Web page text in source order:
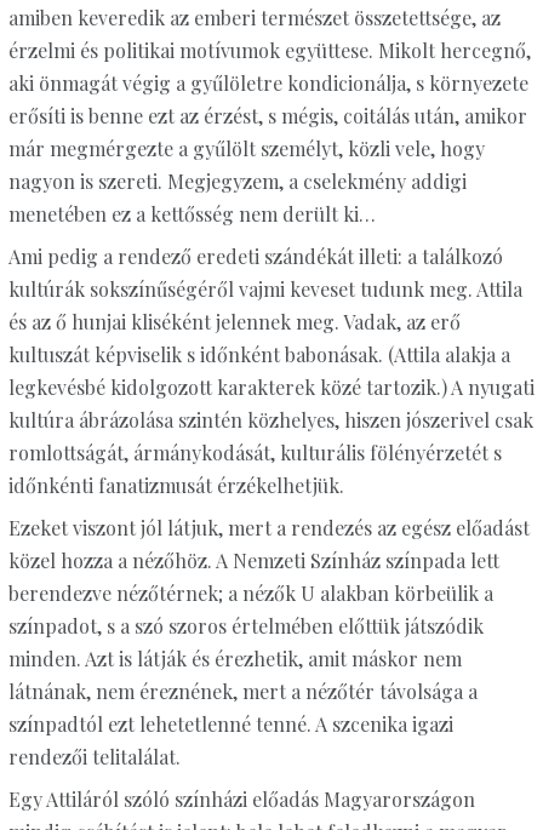
amiben keveredik az emberi természet összetettsége, az
érzelmi és politikai motívumok együttese. Mikolt hercegnő,
aki önmagát végig a gyűlöletre kondicionálja, s környezete
erősíti is benne ezt az érzést, s mégis, coitálás után, amikor
már megmérgezte a gyűlölt személyt, közli vele, hogy
nagyon is szereti. Megjegyzem, a cselekmény addigi
menetében ez a kettősség nem derült ki…
Ami pedig a rendező eredeti szándékát illeti: a találkozó
kultúrák sokszínűségéről vajmi keveset tudunk meg. Attila
és az ő hunjai kliséként jelennek meg. Vadak, az erő
kultuszát képviselik s időnként babonásak. (Attila alakja a
legkevésbé kidolgozott karakterek közé tartozik.) A nyugati
kultúra ábrázolása szintén közhelyes, hiszen jószerivel csak
romlottságát, ármánykodását, kulturális fölényérzetét s
időnkénti fanatizmusát érzékelhetjük.
Ezeket viszont jól látjuk, mert a rendezés az egész előadást
közel hozza a nézőhöz. A Nemzeti Színház színpada lett
berendezve nézőtérnek; a nézők U alakban körbeülik a
színpadot, s a szó szoros értelmében előttük játszódik
minden. Azt is látják és érezhetik, amit máskor nem
látnának, nem éreznének, mert a nézőtér távolsága a
színpadtól ezt lehetetlenné tenné. A szcenika igazi
rendezői telitalálat.
Egy Attiláról szóló színházi előadás Magyarországon